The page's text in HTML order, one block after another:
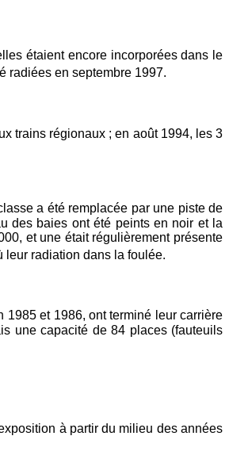
étaient encore incorporées dans le
radiées en septembre 1997.
trains régionaux ; en août 1994, les 3
a été remplacée par une piste de
des baies ont été peints en noir et la
et une était régulièrement présente
leur radiation dans la foulée.
1985 et 1986, ont terminé leur carrière
une capacité de 84 places (fauteuils
à partir du milieu des années